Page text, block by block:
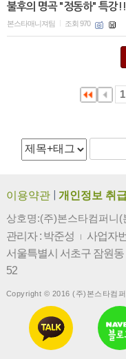
불후의 명곡 "정동하" 특강!!
본스타매니져팀 조회 970
1
이용약관 개인정보 취
상호명:(주)본스타컴퍼니
관리자 : 박준성 |
사업자
서울특별시 서초구 잠원
52
Copyright © 2016 (주)본스타컴